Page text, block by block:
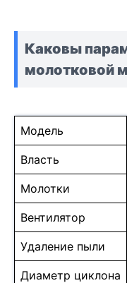
Каковы
молотковой
Модель
Власть
Молотки
Вентилятор
Удаление пыли
Диаметр циклона